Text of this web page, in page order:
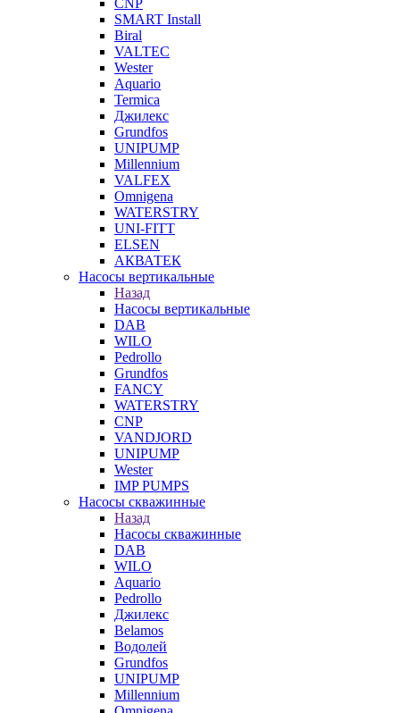
CNP
SMART Install
Biral
VALTEC
Wester
Aquario
Termica
Джилекс
Grundfos
UNIPUMP
Millennium
VALFEX
Omnigena
WATERSTRY
UNI-FITT
ELSEN
АКВАТЕК
Насосы вертикальные
Назад
Насосы вертикальные
DAB
WILO
Pedrollo
Grundfos
FANCY
WATERSTRY
CNP
VANDJORD
UNIPUMP
Wester
IMP PUMPS
Насосы скважинные
Назад
Насосы скважинные
DAB
WILO
Aquario
Pedrollo
Джилекс
Belamos
Водолей
Grundfos
UNIPUMP
Millennium